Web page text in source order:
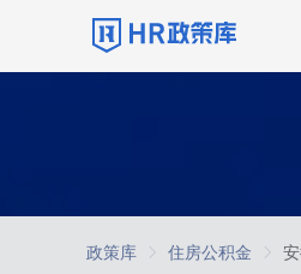
政策库 住房公积金